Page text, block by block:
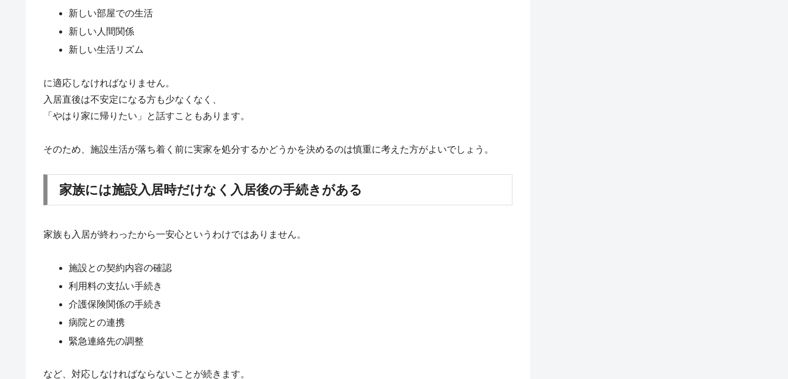
新しい部屋での生活
新しい人間関係
新しい生活リズム
に適応しなければなりません。
入居直後は不安定になる方も少なくなく、
「やはり家に帰りたい」と話すこともあります。
そのため、施設生活が落ち着く前に実家を処分するかどうかを決めるのは慎重に考えた方がよいでしょう。
家族には施設入居時だけなく入居後の手続きがある
家族も入居が終わったから一安心というわけではありません。
施設との契約内容の確認
利用料の支払い手続き
介護保険関係の手続き
病院との連携
緊急連絡先の調整
など、対応しなければならないことが続きます。